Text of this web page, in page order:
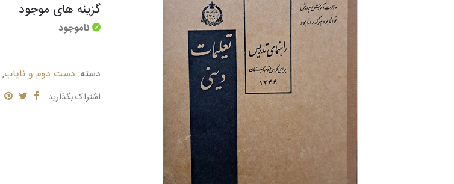
گزینه های موجود
ناموجود
دسته: دست دوم و نایاب,
اشتراک بگذارید